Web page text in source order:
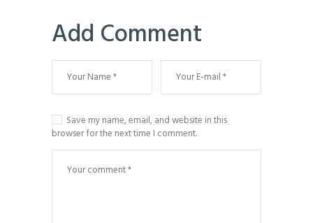
Add Comment
Save my name, email, and website in this
browser for the next time I comment.